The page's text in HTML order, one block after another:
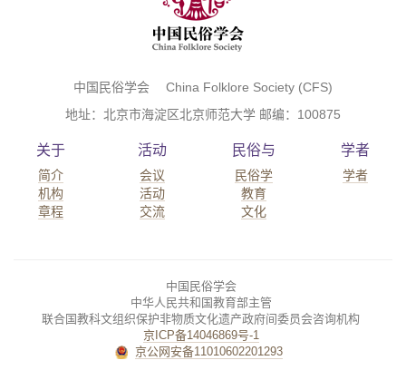
中国民俗学会 China Folklore Society (CFS)
地址：北京市海淀区北京师范大学 邮编：100875
关于
简介
机构
章程
活动
会议
活动
交流
民俗与
民俗学
教育
文化
学者
学者
中国民俗学会
中华人民共和国教育部主管
联合国教科文组织保护非物质文化遗产政府间委员会咨询机构
京ICP备14046869号-1
京公网安备11010602201293